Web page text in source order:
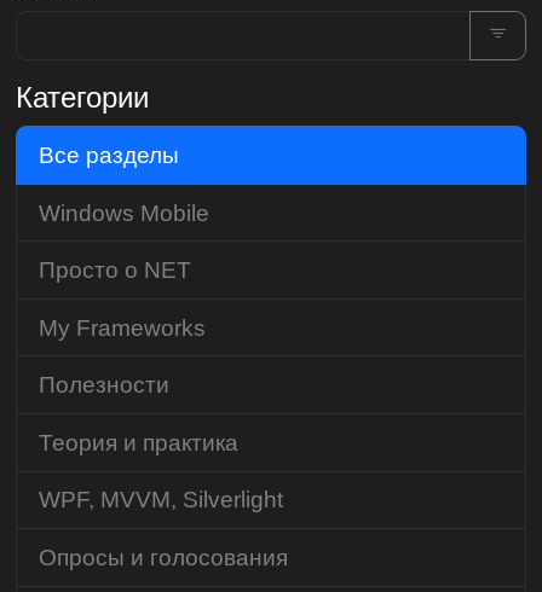
Категории
Все разделы
Windows Mobile
Просто о NET
My Frameworks
Полезности
Теория и практика
WPF, MVVM, Silverlight
Опросы и голосования